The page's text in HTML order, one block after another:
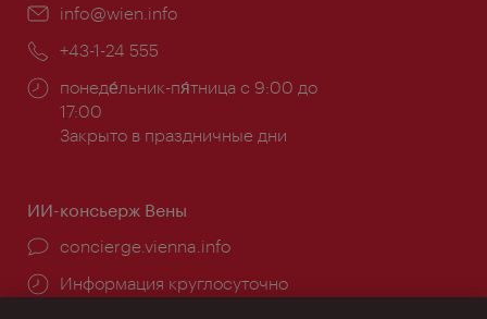
Эл.
info@wien.info
Телефон:
+43-1-24 555
Часы
работы:
понеде́льник-пя́тница с 9:00 до
17:00
Закрыто в праздничные дни
ИИ-консьерж Вены
concierge.vienna.info
Информация круглосуточно